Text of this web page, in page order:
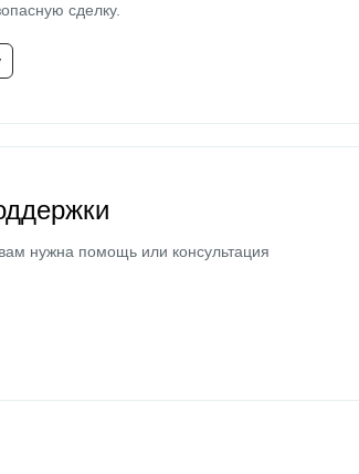
сделку.
нужна помощь или консультация